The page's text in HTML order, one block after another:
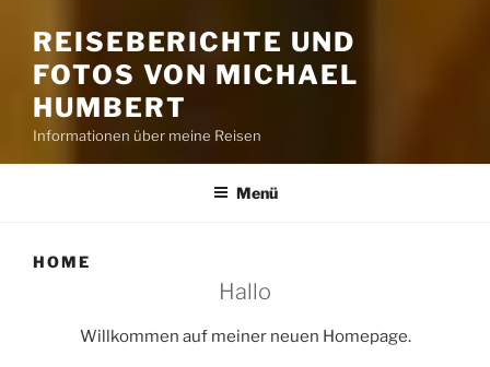
REISEBERICHTE UND
FOTOS VON MICHAEL
HUMBERT
Informationen über meine Reisen
Menü
HOME
Hallo
Willkommen auf meiner neuen Homepage.